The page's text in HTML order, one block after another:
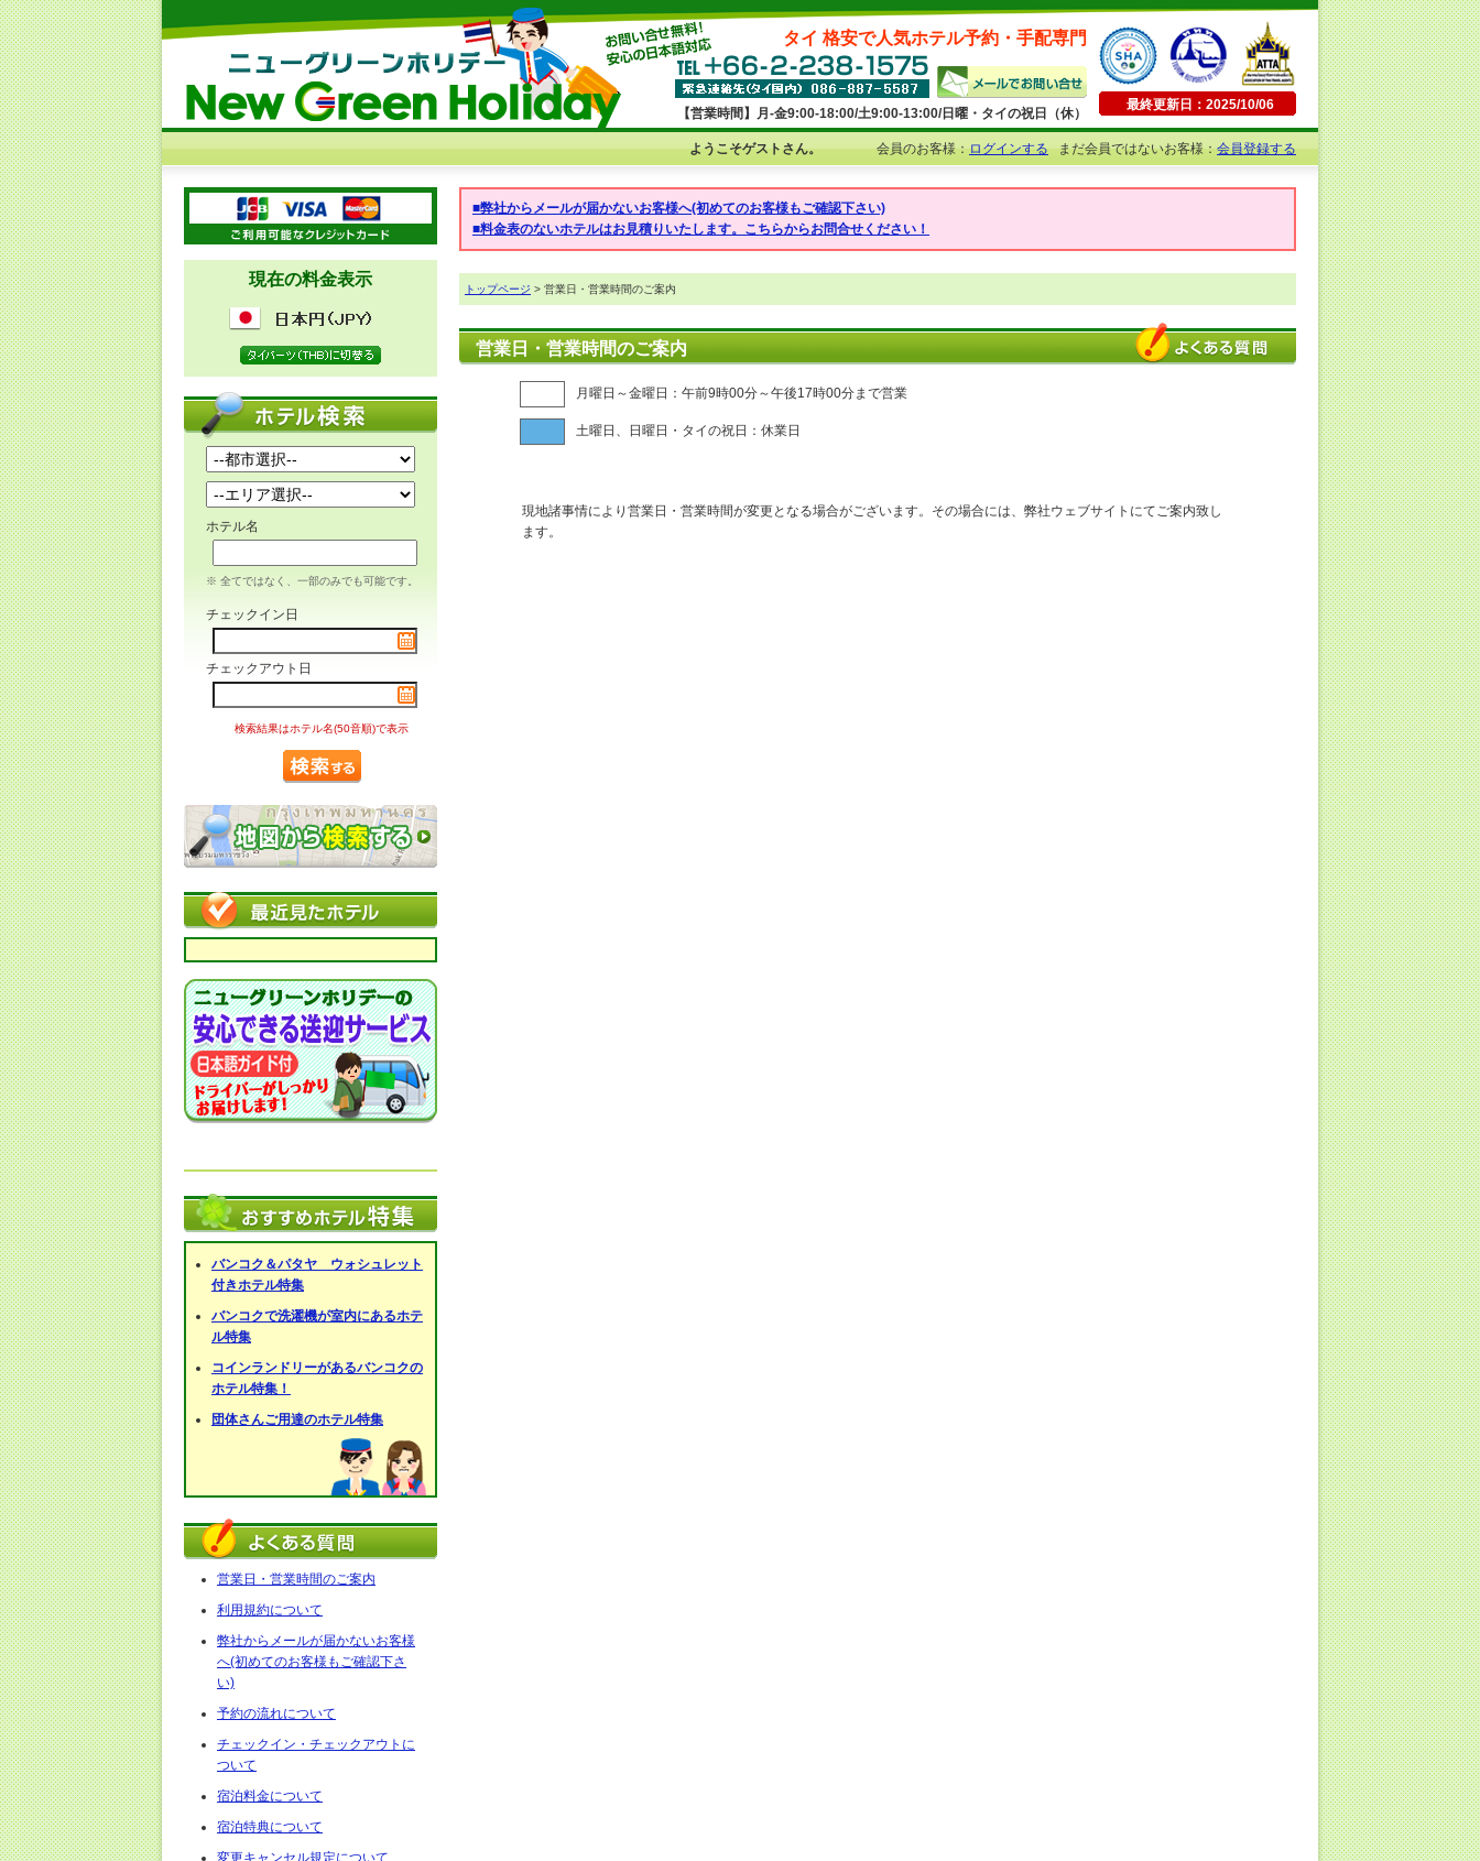
タイ 格安で人気ホテル予約・手配専門
【営業時間】月-金9:00-18:00/土9:00-13:00/日曜・タイの祝日（休）
最終更新日：2025/10/06
ようこそゲストさん。 会員のお客様：ログインするまだ会員ではないお客様：会員登録する
現在の料金表示
ホテル名
※ 全てではなく、一部のみでも可能です。
チェックイン日
チェックアウト日
検索結果はホテル名(50音順)で表示
バンコク＆パタヤ ウォシュレット
付きホテル特集
バンコクで洗濯機が室内にあるホテ
ル特集
コインランドリーがあるバンコクの
ホテル特集！
団体さんご用達のホテル特集
営業日・営業時間のご案内
利用規約について
弊社からメールが届かないお客様
へ(初めてのお客様もご確認下さ
い)
予約の流れについて
チェックイン・チェックアウトに
ついて
宿泊料金について
宿泊特典について
変更キャンセル規定について
■弊社からメールが届かないお客様へ(初めてのお客様もご確認下さい)
■料金表のないホテルはお見積りいたします。こちらからお問合せください！
トップページ > 営業日・営業時間のご案内
営業日・営業時間のご案内
月曜日～金曜日：午前9時00分～午後17時00分まで営業
土曜日、日曜日・タイの祝日：休業日
現地諸事情により営業日・営業時間が変更となる場合がございます。その場合には、弊社ウェブサイトにてご案内致し
ます。